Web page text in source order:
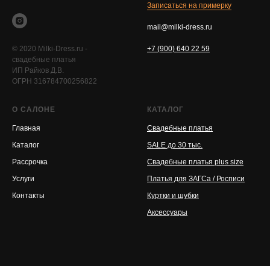
© 2020 Milki-Dress.ru -
свадебные платья
ИП Райков Д.В.
ОГРН 316784700256822
Записаться на примерку
mail@milki-dress.ru
+7 (900) 640 22 59
О САЛОНЕ
Главная
Каталог
Рассрочка
Услуги
Контакты
КАТАЛОГ
Свадебные платья
SALE до 30 тыс.
Свадебные платья plus size
Платья для ЗАГСа / Росписи
Куртки и шубки
Аксессуары